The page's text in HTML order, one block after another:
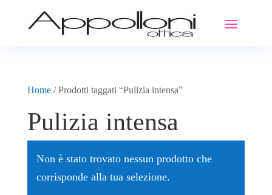
Home/ Prodotti taggati “Pulizia intensa”
Pulizia intensa
Non è stato trovato nessun prodotto che
corrisponde alla tua selezione.